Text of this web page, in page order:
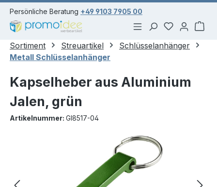
springen
Persönliche Beratung +49 9103 7905 00
Du hast 0
Sortiment Streuartikel
Schlüsselanhänger
Metall Schlüsselanhänger
Kapselheber aus Aluminium
Jalen, grün
Artikelnummer: GI8517-04